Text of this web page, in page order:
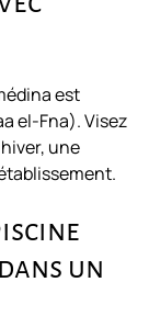
est
el-Fna). Visez
une
un